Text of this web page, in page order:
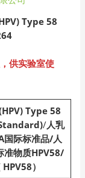
Type 58
供实验室使
Type 58
/人乳
国际标准品/人
准物质HPV58/
）